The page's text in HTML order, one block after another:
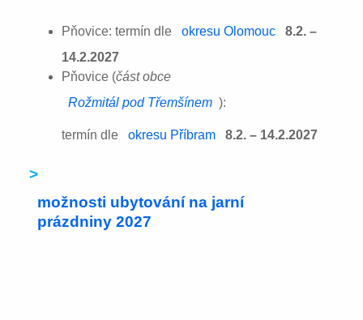
Pňovice: termín dle okresu Olomouc
8.2. –
14.2.2027
Pňovice (část obce
Rožmitál pod Třemšínem ):
termín dle okresu Příbram 8.2. – 14.2.2027
>
možnosti ubytování na jarní
prázdniny 2027